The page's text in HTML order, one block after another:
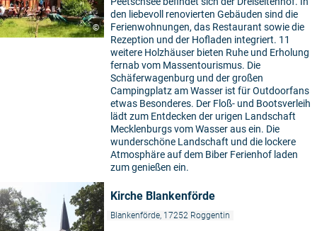
©
den liebevoll renovierten Gebäuden sind die
Ferienwohnungen, das Restaurant sowie die
Rezeption und der Hofladen integriert. 11
weitere Holzhäuser bieten Ruhe und Erholung
fernab vom Massentourismus. Die
Schäferwagenburg und der großen
Campingplatz am Wasser ist für Outdoorfans
etwas Besonderes. Der Floß- und Bootsverleih
lädt zum Entdecken der urigen Landschaft
Mecklenburgs vom Wasser aus ein. Die
wunderschöne Landschaft und die lockere
Atmosphäre auf dem Biber Ferienhof laden
zum genießen ein.
Kirche Blankenförde
Blankenförde, 17252 Roggentin